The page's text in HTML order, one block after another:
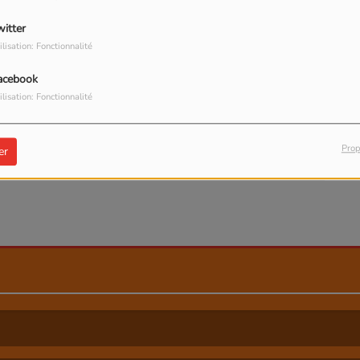
Fonctionnalité
Fonctionnalité
commenter cet article